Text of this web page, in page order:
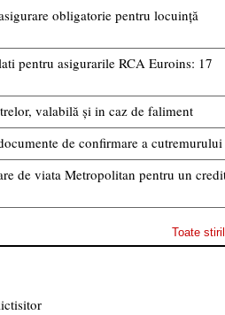
obligatorie pentru locuință
pentru asigurarile RCA Euroins: 17
valabilă și in caz de faliment
de confirmare a cutremurului
de viata Metropolitan pentru un
Toate